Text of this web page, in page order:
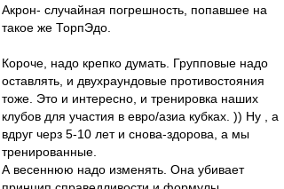
Акрон- случайная погрешность, попавшее на
такое же ТорпЭдо.
Короче, надо крепко думать. Групповые надо
оставлять, и двухраундовые противостояния
тоже. Это и интересно, и тренировка наших
клубов для участия в евро/азиа кубках. )) Ну , а
вдруг черз 5-10 лет и снова-здорова, а мы
тренированные.
А весеннюю надо изменять. Она убивает